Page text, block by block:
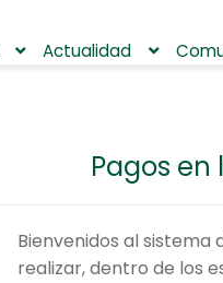
la
Actualidad
Pagos en
Bienvenidos al sistema
realizar, dentro de los